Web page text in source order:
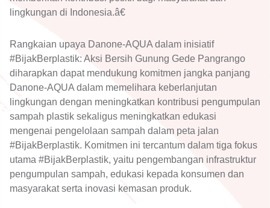
lingkungan di Indonesia.â€
Rangkaian upaya Danone-AQUA dalam inisiatif
#BijakBerplastik: Aksi Bersih Gunung Gede Pangrango
diharapkan dapat mendukung komitmen jangka panjang
Danone-AQUA dalam memelihara keberlanjutan
lingkungan dengan meningkatkan kontribusi pengumpulan
sampah plastik sekaligus meningkatkan edukasi
mengenai pengelolaan sampah dalam peta jalan
#BijakBerplastik. Komitmen ini tercantum dalam tiga fokus
utama #BijakBerplastik, yaitu pengembangan infrastruktur
pengumpulan sampah, edukasi kepada konsumen dan
masyarakat serta inovasi kemasan produk.